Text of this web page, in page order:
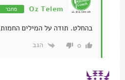
Oz Telem מחבר
בהחלט. תודה על המילים החמות
0 הגב